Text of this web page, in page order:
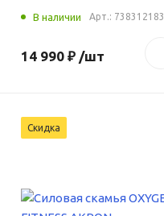
В наличии Арт.: 738312183
14 990 ₽ /шт
Скидка